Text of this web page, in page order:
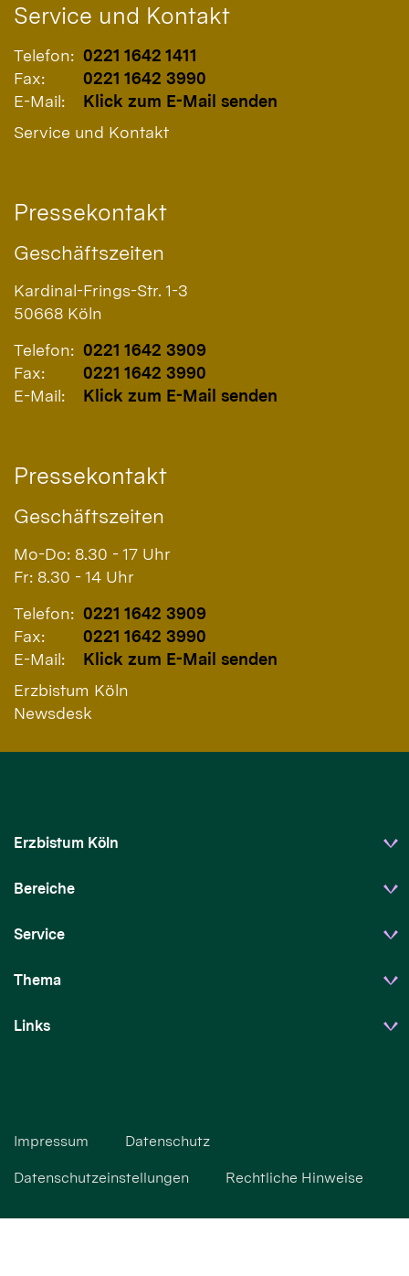
Service und Kontakt
Telefon: 0221 1642 1411
Fax:
0221 1642 3990
E-Mail:
Klick zum E-Mail senden
Service und Kontakt
Pressekontakt
Geschäftszeiten
Kardinal-Frings-Str. 1-3
50668 Köln
Telefon: 0221 1642 3909
Fax:
0221 1642 3990
E-Mail:
Klick zum E-Mail senden
Pressekontakt
Geschäftszeiten
Mo-Do: 8.30 - 17 Uhr
Fr: 8.30 - 14 Uhr
Telefon: 0221 1642 3909
Fax:
0221 1642 3990
E-Mail:
Klick zum E-Mail senden
Erzbistum Köln
Newsdesk
Erzbistum Köln
Bereiche
Service
Thema
Links
Impressum Datenschutz
Datenschutzeinstellungen Rechtliche Hinweise